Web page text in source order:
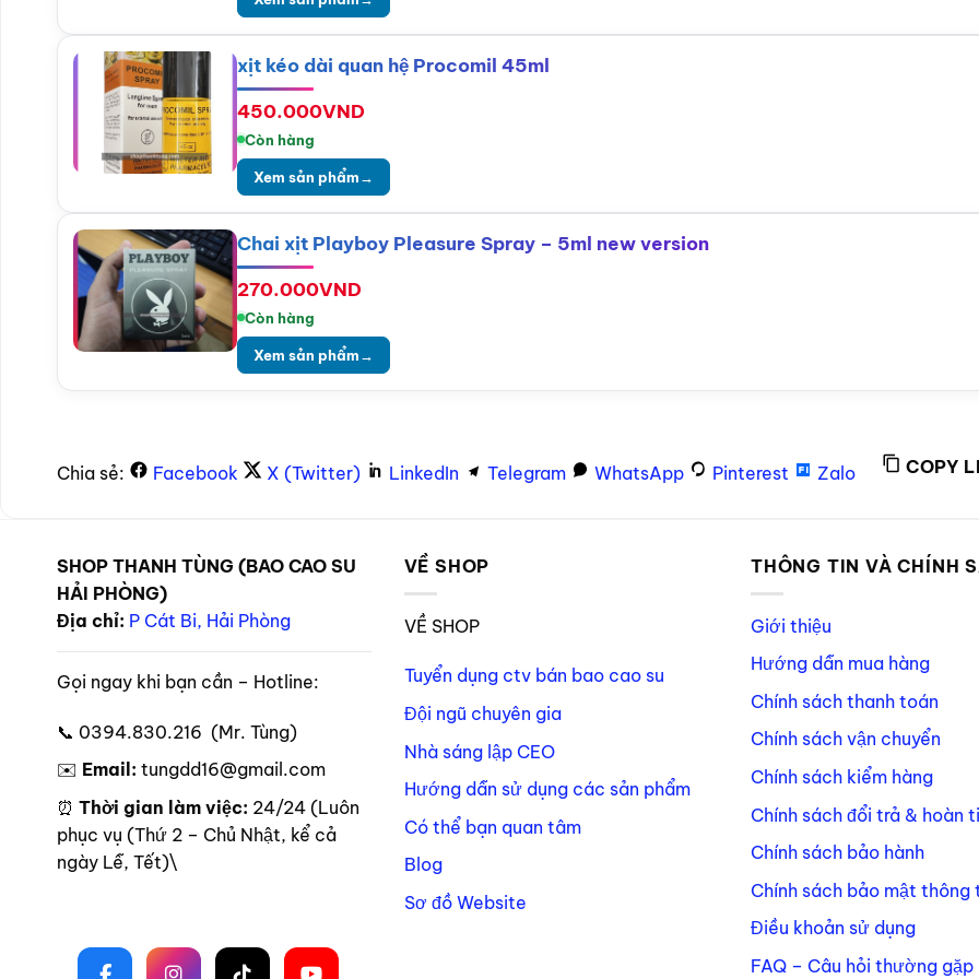
xịt kéo dài quan hệ Procomil 45ml
450.000VND
Còn hàng
Xem sản phẩm→
Chai xịt Playboy Pleasure Spray – 5ml new version
270.000VND
Còn hàng
Xem sản phẩm→
Chia sẻ: Facebook X (Twitter) LinkedIn Telegram WhatsApp Pinterest Zalo COPY
SHOP THANH TÙNG (BAO CAO SU
HẢI PHÒNG)
Địa chỉ: P Cát Bi, Hải Phòng
Gọi ngay khi bạn cần – Hotline:
📞 0394.830.216 (Mr. Tùng)
✉️ Email: tungdd16@gmail.com
⏰ Thời gian làm việc: 24/24 (Luôn
phục vụ (Thứ 2 – Chủ Nhật, kể cả
ngày Lễ, Tết)\
VỀ SHOP
VỀ SHOP
Tuyển dụng ctv bán bao cao su
Đội ngũ chuyên gia
Nhà sáng lập CEO
Hướng dẫn sử dụng các sản phẩm
Có thể bạn quan tâm
Blog
Sơ đồ Website
THÔNG TIN VÀ CHÍNH
Giới thiệu
Hướng dẫn mua hàng
Chính sách thanh toán
Chính sách vận chuyển
Chính sách kiểm hàng
Chính sách đổi trả & hoàn
Chính sách bảo hành
Chính sách bảo mật thông
Điều khoản sử dụng
FAQ – Câu hỏi thường gặp